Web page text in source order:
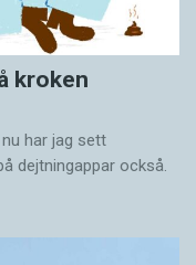
kroken
har jag sett
dejtningappar också.